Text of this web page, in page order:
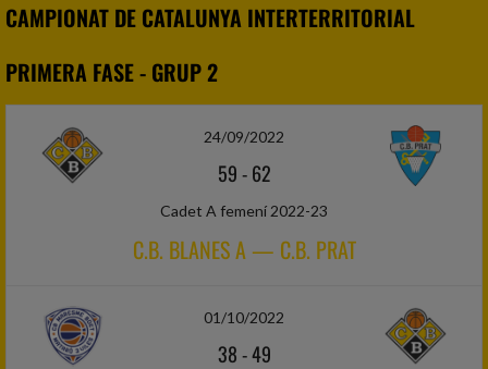
CAMPIONAT DE CATALUNYA INTERTERRITORIAL
PRIMERA FASE - GRUP 2
24/09/2022
59-62
Cadet A femení 2022-23
C.B. BLANES A — C.B. PRAT
01/10/2022
38-49